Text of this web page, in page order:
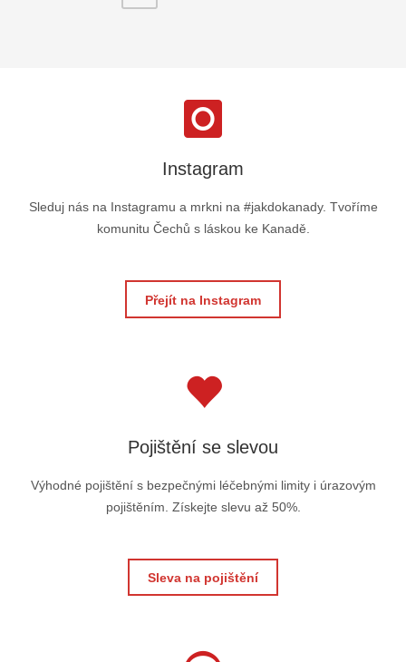
Instagram
Sleduj nás na Instagramu a mrkni na #jakdokanady. Tvoříme
komunitu Čechů s láskou ke Kanadě.
Přejít na Instagram
Pojištění se slevou
Výhodné pojištění s bezpečnými léčebnými limity i úrazovým
pojištěním. Získejte slevu až 50%.
Sleva na pojištění